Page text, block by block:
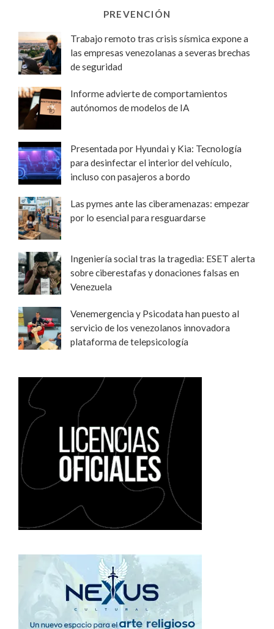
PREVENCIÓN
Trabajo remoto tras crisis sísmica expone a
las empresas venezolanas a severas brechas
de seguridad
Informe advierte de comportamientos
autónomos de modelos de IA
Presentada por Hyundai y Kia: Tecnología
para desinfectar el interior del vehículo,
incluso con pasajeros a bordo
Las pymes ante las ciberamenazas: empezar
por lo esencial para resguardarse
Ingeniería social tras la tragedia: ESET alerta
sobre ciberestafas y donaciones falsas en
Venezuela
Venemergencia y Psicodata han puesto al
servicio de los venezolanos innovadora
plataforma de telepsicología